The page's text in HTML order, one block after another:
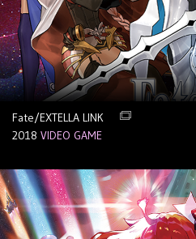
Fate/EXTELLA LINK
2018 VIDEO GAME